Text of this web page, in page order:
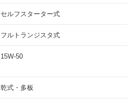
セルフスターター式
フルトランジスタ式
15W-50
乾式・多板